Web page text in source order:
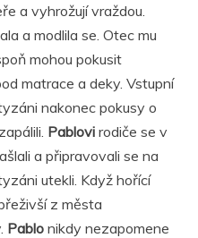
a vyhrožují vraždou.
a modlila se. Otec mu
mohou pokusit
matrace a deky. Vstupní
nakonec pokusy o
Pablovi rodiče se v
a připravovali se na
utekli. Když hořící
z města
Pablo nikdy nezapomene